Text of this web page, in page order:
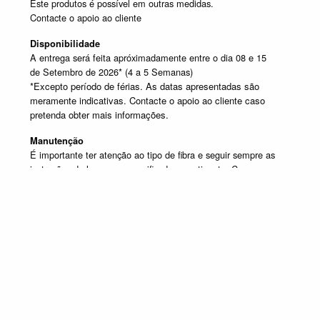
Este produtos é possível em outras medidas.
Contacte o apoio ao cliente
Disponibilidade
A entrega será feita apróximadamente entre o dia 08 e 15
de Setembro de 2026* (4 a 5 Semanas)
*Excepto período de férias. As datas apresentadas são
meramente indicativas. Contacte o apoio ao cliente caso
pretenda obter mais informações.
Manutenção
É importante ter atenção ao tipo de fibra e seguir sempre as
instruções de lavagem especificadas na etiqueta. Caso